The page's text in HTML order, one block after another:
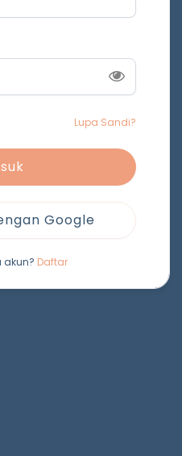
Lupa Sandi?
Google
akun? Daftar